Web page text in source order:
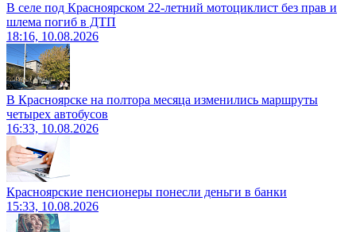
В селе под Красноярском 22-летний мотоциклист без прав и
шлема погиб в ДТП
18:16, 10.08.2026
В Красноярске на полтора месяца изменились маршруты
четырех автобусов
16:33, 10.08.2026
Красноярские пенсионеры понесли деньги в банки
15:33, 10.08.2026